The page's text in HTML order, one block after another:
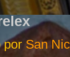
porSan